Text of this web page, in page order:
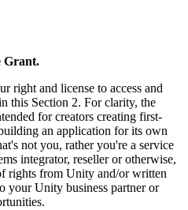
Grant.
right and license to access and
this Section 2. For clarity, the
for creators creating first-
an application for its own
not you, rather you're a service
integrator, reseller or otherwise,
rights from Unity and/or written
your Unity business partner or